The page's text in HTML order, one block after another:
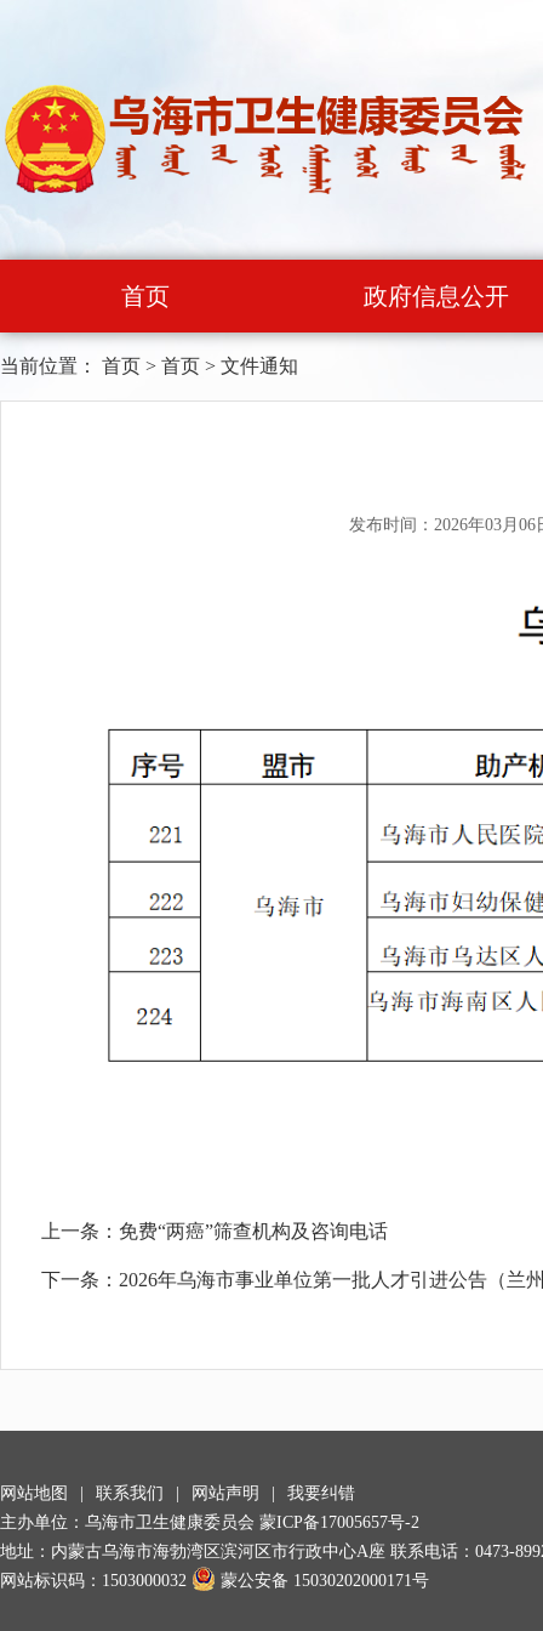
首页 政府信息公开
当前位置： 首页 > 首页 > 文件通知
发布时间：2026年03月06
上一条： 免费“两癌”筛查机构及咨询电话
下一条： 2026年乌海市事业单位第一批人才引进公告（兰
网站地图 联系我们 网站声明
我要纠错
主办单位：乌海市卫生健康委员会 蒙ICP备17005657号-2
地址：内蒙古乌海市海勃湾区滨河区市行政中心A座 联系电话：0473-
网站标识码：1503000032
蒙公安备 15030202000171号